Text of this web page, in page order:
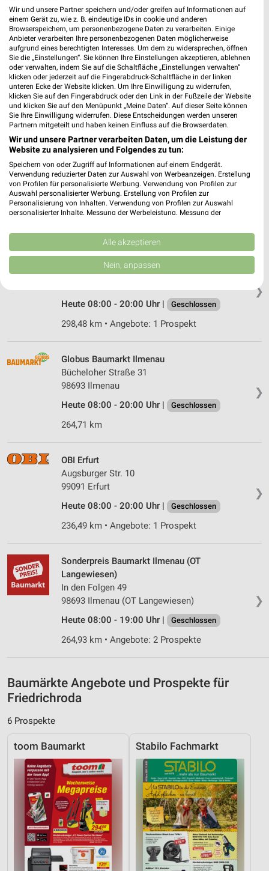
291,80 km
B1 Discount-Baumarkt Erfurt
Gothaer Straße 67
99094 Erfurt
Heute 08:00 - 20:00 Uhr |
Geschlossen
240,43 km • Angebote: 1 Prospekt
Sonderpreis Baumarkt Meiningen
Leipziger Str. 92
98617 Meiningen
Heute 08:00 - 19:00 Uhr | Geschlossen
❯
toom Baumarkt Meiningen
Leipziger Straße 84
Heute 08:00 - 20:00 Uhr |
Geschlossen
298,48 km • Angebote: 1 Prospekt
❯
Globus Baumarkt Ilmenau
Bücheloher Straße 31
98693 Ilmenau
Heute 08:00 - 20:00 Uhr |
Geschlossen
264,71 km
❯
OBI Erfurt
Augsburger Str. 10
99091 Erfurt
Heute 08:00 - 20:00 Uhr |
Geschlossen
236,49 km • Angebote: 1 Prospekt
❯
Sonderpreis Baumarkt Ilmenau (OT
Langewiesen)
In den Folgen 49
98693 Ilmenau (OT Langewiesen)
Heute 08:00 - 19:00 Uhr |
Geschlossen
264,93 km • Angebote: 2 Prospekte
Baumärkte Angebote und Prospekte für
Friedrichroda
6 Prospekte
toom Baumarkt Stabilo Fachmarkt
Wir und unsere Partner speichern und/oder greifen auf Informationen auf
einem Gerät zu, wie z. B. eindeutige IDs in cookie und anderen
Browserspeichern, um personenbezogene Daten zu verarbeiten. Einige
Anbieter verarbeiten Ihre personenbezogenen Daten möglicherweise
aufgrund eines berechtigten Interesses. Um dem zu widersprechen, öffnen
Sie die „Einstellungen“. Sie können Ihre Einstellungen akzeptieren, ablehnen
oder verwalten, indem Sie auf die Schaltfläche „Einstellungen verwalten“
klicken oder jederzeit auf die Fingerabdruck-Schaltfläche in der linken
unteren Ecke der Website klicken. Um Ihre Einwilligung zu widerrufen,
klicken Sie auf den Fingerabdruck oder den Link in der Fußzeile der Website
und klicken Sie auf den Menüpunkt „Meine Daten“. Auf dieser Seite können
Sie Ihre Einwilligung widerrufen. Diese Entscheidungen werden unseren
Partnern mitgeteilt und haben keinen Einfluss auf die Browserdaten.
Wir und unsere Partner verarbeiten Daten, um die Leistung der
Website zu analysieren und Folgendes zu tun:
Speichern von oder Zugriff auf Informationen auf einem Endgerät.
Verwendung reduzierter Daten zur Auswahl von Werbeanzeigen. Erstellung
von Profilen für personalisierte Werbung. Verwendung von Profilen zur
Auswahl personalisierter Werbung. Erstellung von Profilen zur
Personalisierung von Inhalten. Verwendung von Profilen zur Auswahl
personalisierter Inhalte. Messung der Werbeleistung. Messung der
Kombinationen von Daten aus verschiedenen Quellen. Entwicklung und
Verbesserung der Angebote. Verwendung reduzierter Daten zur Auswahl
von Inhalten.
Daten können außerhalb der Europäischen Union weitergegeben und in die
Website/App.
Partnerliste anzeigen (1 IAB-Anbieter)
Wir nutzen Ihre Daten für folgende Zwecke:
Speichern von oder Zugriff auf Informationen
auf einem Endgerät
Verwendung reduzierter Daten zur Auswahl von
Werbeanzeigen
Erstellung von Profilen für personalisierte
Verwendung von Profilen zur Auswahl
personalisierter Werbung
von Inhalten
Verwendung von Profilen zur Auswahl
Messung der Werbeleistung
Messung der Performance von Inhalten
Analyse von Zielgruppen durch Statistiken oder
Kombinationen von Daten aus verschiedenen
Verwendung reduzierter Daten zur Auswahl von
Inhalten
IAB-Besonderheiten:
Geräte anhand von aktiv angeforderten
Informationen identifizieren
Nicht-IAB-Verarbeitungszwecke:
Notwendig
Performance
Funktional
Alle akzeptieren
Nein, anpassen